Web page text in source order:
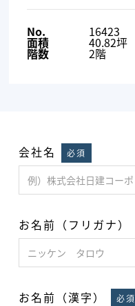
No. 16423
面積 40.82坪
階数 2階
会社名 必須
お名前（フリガナ）
お名前（漢字） 必須